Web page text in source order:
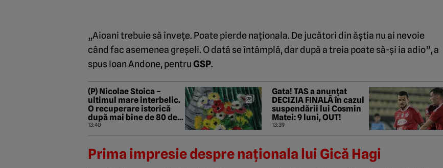
„Aioani trebuie să învețe. Poate pierde naționala. De jucători din ăștia nu ai nevoie
când fac asemenea greșeli. O dată se întâmplă, dar după a treia poate să-și ia adio”, a
spus Ioan Andone, pentruGSP.
(P) Nicolae Stoica –
ultimul mare interbelic.
O recuperare istorică
după mai bine de 80 de
ani
13:40
Gata! TAS a anunțat
DECIZIA FINALĂ în cazul
suspendării lui Cosmin
Matei: 9 luni, OUT!
13:39
Prima impresie despre naționala lui Gică Hagi